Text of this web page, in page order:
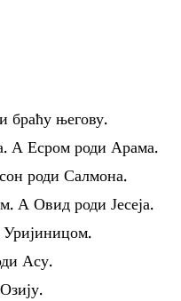
браћу његову.
А Есром роди Арама.
роди Салмона.
А Овид роди Јесеја.
Асу.